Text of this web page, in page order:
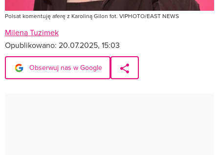
Polsat komentuję aferę z Karoliną Gilon fot. VIPHOTO/EAST NEWS
Milena Tuzimek
Opublikowano: 20.07.2025, 15:03
Obserwuj nas w Google